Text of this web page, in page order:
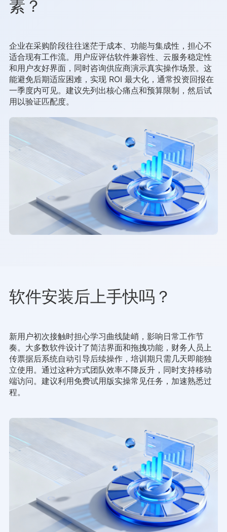
素？
企业在采购阶段往往迷茫于成本、功能与集成性，担心不
适合现有工作流。用户应评估软件兼容性、云服务稳定性
和用户友好界面，同时咨询供应商演示真实操作场景。这
能避免后期适应困难，实现 ROI 最大化，通常投资回报在
一季度内可见。建议先列出核心痛点和预算限制，然后试
用以验证匹配度。
软件安装后上手快吗？
新用户初次接触时担心学习曲线陡峭，影响日常工作节
奏。大多数软件设计了简洁界面和拖拽功能，财务人员上
传票据后系统自动引导后续操作，培训期只需几天即能独
立使用。通过这种方式团队效率不降反升，同时支持移动
端访问。建议利用免费试用版实操常见任务，加速熟悉过
程。